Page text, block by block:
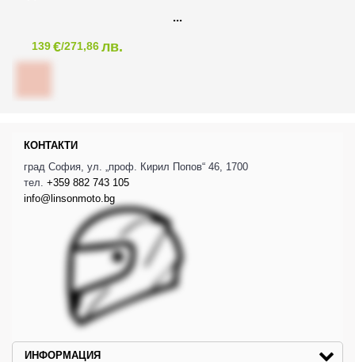
139€/271,86лв.
КОНТАКТИ
град София, ул. „проф. Кирил Попов“ 46, 1700
тел. +359 882 743 105
info@linsonmoto.bg
ИНФОРМАЦИЯ